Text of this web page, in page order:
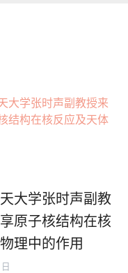
大学张时声副教
原子核结构在核
理中的作用